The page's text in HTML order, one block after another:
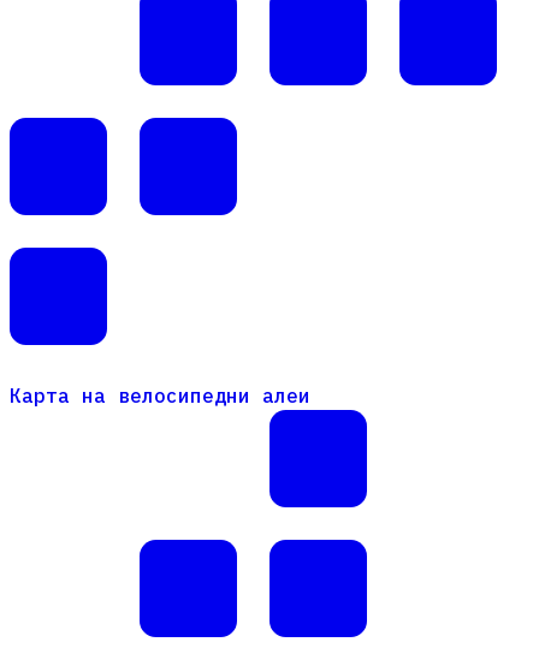
Карта на велосипедни алеи
Карта на велосипедни алеи